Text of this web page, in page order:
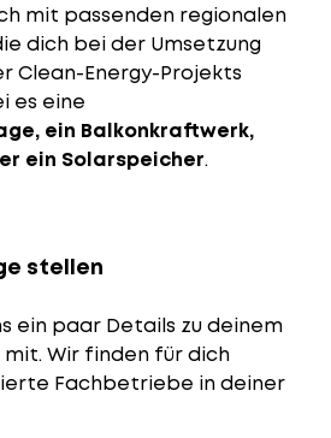
mit passenden regionalen
dich bei der Umsetzung
Clean-Energy-Projekts
es eine
ein Balkonkraftwerk,
ein Solarspeicher.
stellen
ein paar Details zu deinem
Wir finden für dich
Fachbetriebe in deiner